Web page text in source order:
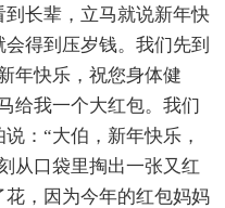
长辈，立马就说新年快
得到压岁钱。我们先到
年快乐，祝您身体健
给我一个大红包。我们
：“大伯，新年快乐，
从口袋里掏出一张又红
，因为今年的红包妈妈